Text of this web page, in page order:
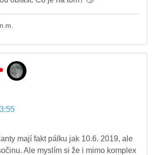
mají fakt pálku jak 10.6. 2019, ale
Ale myslím si že i mimo komplex